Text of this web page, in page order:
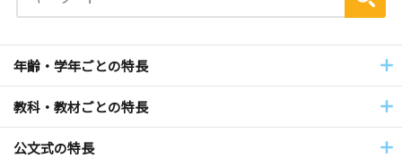
年齢・学年ごとの特長
教科・教材ごとの特長
公文式の特長